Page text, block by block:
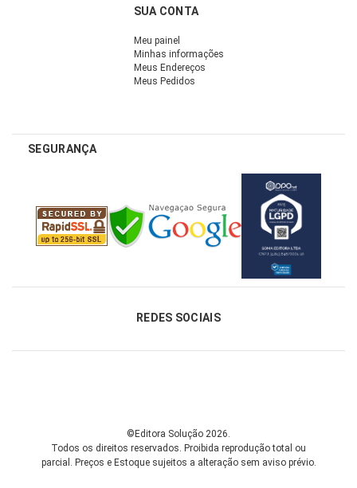
SUA CONTA
Meu painel
Minhas informações
Meus Endereços
Meus Pedidos
SEGURANÇA
REDES SOCIAIS
©Editora Solução 2026.
Todos os direitos reservados. Proibida reprodução total ou
parcial. Preços e Estoque sujeitos a alteração sem aviso prévio.